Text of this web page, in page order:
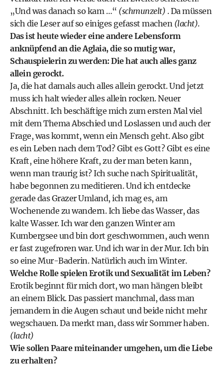
„Und was danach so kam …“ (schmunzelt) . Da müssen
sich die Leser auf so einiges gefasst machen (lacht).
Das ist heute wieder eine andere Lebensform
anknüpfend an die Aglaia, die so mutig war,
Schauspielerin zu werden: Die hat auch alles ganz
allein gerockt.
Ja, die hat damals auch alles allein gerockt. Und jetzt
muss ich halt wieder alles allein rocken. Neuer
Abschnitt. Ich beschäftige mich zum ersten Mal viel
mit dem Thema Abschied und Loslassen und auch der
Frage, was kommt, wenn ein Mensch geht. Also gibt
es ein Leben nach dem Tod? Gibt es Gott? Gibt es eine
Kraft, eine höhere Kraft, zu der man beten kann,
wenn man traurig ist? Ich suche nach Spiritualität,
habe begonnen zu meditieren. Und ich entdecke
gerade das Grazer Umland, ich mag es, am
Wochenende zu wandern. Ich liebe das Wasser, das
kalte Wasser. Ich war den ganzen Winter am
Kumbergsee und bin dort geschwommen, auch wenn
er fast zugefroren war. Und ich war in der Mur. Ich bin
so eine Mur-Baderin. Natürlich auch im Winter.
Welche Rolle spielen Erotik und Sexualität im Leben?
Erotik beginnt für mich dort, wo man hängen bleibt
an einem Blick. Das passiert manchmal, dass man
jemandem in die Augen schaut und beide nicht mehr
wegschauen. Da merkt man, dass wir Sommer haben.
(lacht)
Wie sollen Paare miteinander umgehen, um die Liebe
zu erhalten?